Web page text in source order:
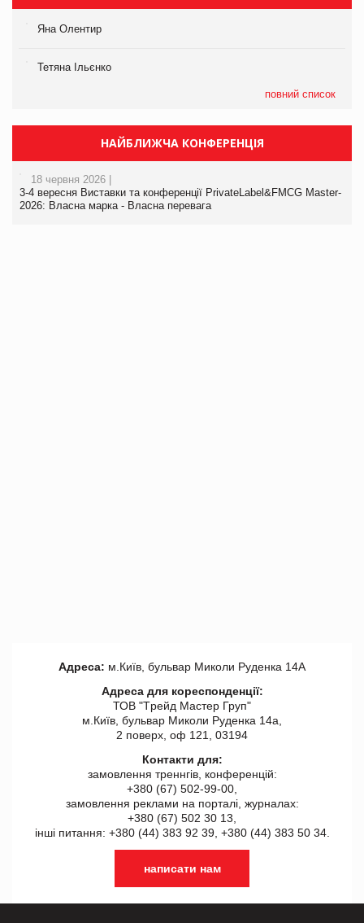
Яна Олентир
Тетяна Ільєнко
повний список
НАЙБЛИЖЧА КОНФЕРЕНЦІЯ
18 червня 2026 |
3-4 вересня Виставки та конференції PrivateLabel&FMCG Master-
2026: Власна марка - Власна перевага
Адреса: м.Київ, бульвар Миколи Руденка 14А
Адреса для кореспонденції:
ТОВ "Tрейд Мастер Груп"
м.Київ, бульвар Миколи Руденка 14а,
2 поверх, оф 121, 03194
Контакти для:
замовлення треннгів, конференцій:
+380 (67) 502-99-00,
замовлення реклами на порталі, журналах:
+380 (67) 502 30 13,
інші питання: +380 (44) 383 92 39, +380 (44) 383 50 34.
написати нам